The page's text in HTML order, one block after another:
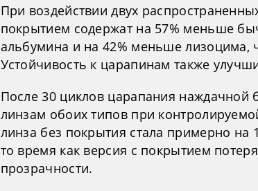
При воздействии двух
покрытием содержат на 57% меньше
альбумина и на 42% меньше лизоцима,
Устойчивость к царапинам также
После 30 циклов царапания наждачной
линзам обоих типов при
линза без покрытия стала примерно на
то время как версия с покрытием
прозрачности.